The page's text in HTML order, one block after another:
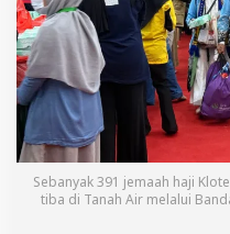
e
b
a
r
k
a
s
M
a
k
Sebanyak 391 jemaah haji
tiba di Tanah Air melalui